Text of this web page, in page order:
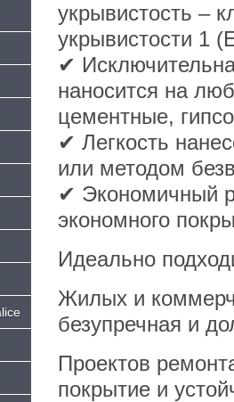
укрывистость –
укрывистости 1
✔
наносится на
цементные,
✔ Легкость
или методом
✔ Экономичный
экономного
Идеально
Жилых и
безупречная и
Проектов
покрытие и